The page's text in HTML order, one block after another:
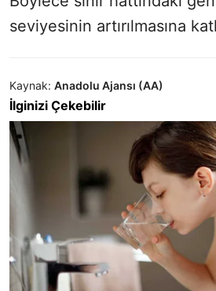
seviyesinin artırılmasına
Kaynak: Anadolu Ajansı (AA)